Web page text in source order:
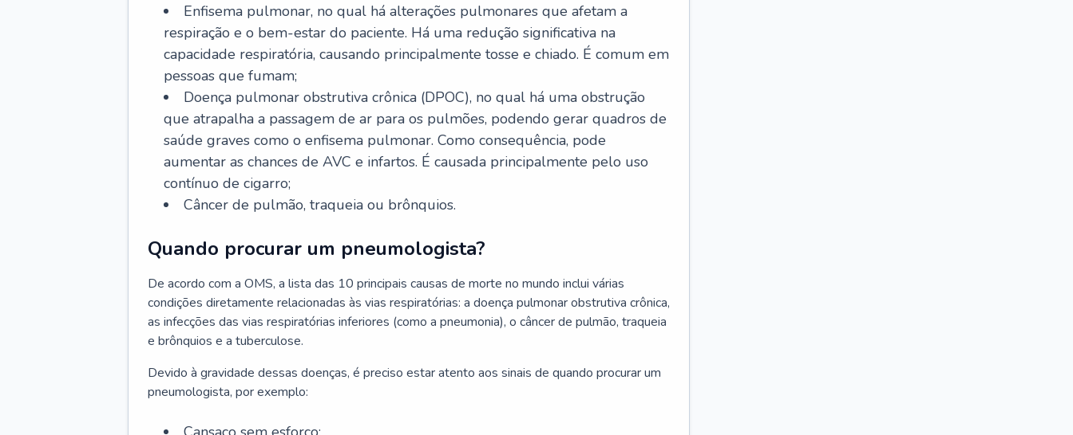
Enfisema pulmonar, no qual há alterações pulmonares que afetam a
respiração e o bem-estar do paciente. Há uma redução significativa na
capacidade respiratória, causando principalmente tosse e chiado. É comum em
pessoas que fumam;
Doença pulmonar obstrutiva crônica (DPOC), no qual há uma obstrução
que atrapalha a passagem de ar para os pulmões, podendo gerar quadros de
saúde graves como o enfisema pulmonar. Como consequência, pode
aumentar as chances de AVC e infartos. É causada principalmente pelo uso
contínuo de cigarro;
Câncer de pulmão, traqueia ou brônquios.
Quando procurar um pneumologista?
De acordo com a OMS, a lista das 10 principais causas de morte no mundo inclui várias
condições diretamente relacionadas às vias respiratórias: a doença pulmonar obstrutiva crônica,
as infecções das vias respiratórias inferiores (como a pneumonia), o câncer de pulmão, traqueia
e brônquios e a tuberculose.
Devido à gravidade dessas doenças, é preciso estar atento aos sinais de quando procurar um
pneumologista, por exemplo: